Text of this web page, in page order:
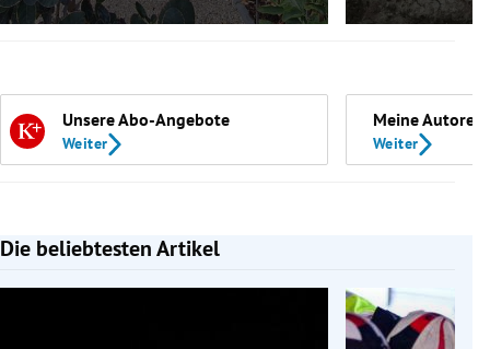
Unsere Abo-Angebote
Weiter
Meine Autoren
Weiter
Die beliebtesten Artikel
Slide 1 von 7